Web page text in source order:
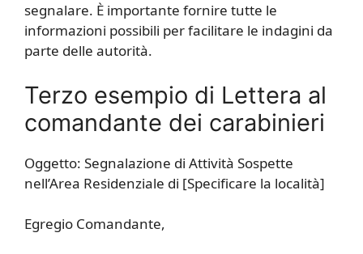
segnalare. È importante fornire tutte le
informazioni possibili per facilitare le indagini da
parte delle autorità.
Terzo esempio di Lettera al
comandante dei carabinieri
Oggetto: Segnalazione di Attività Sospette
nell’Area Residenziale di [Specificare la località]
Egregio Comandante,